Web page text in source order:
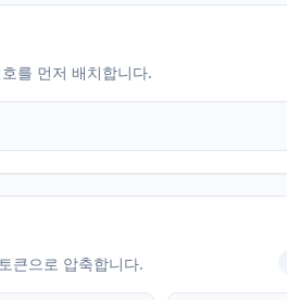
를 먼저 배치합니다.
큰으로 압축합니다.